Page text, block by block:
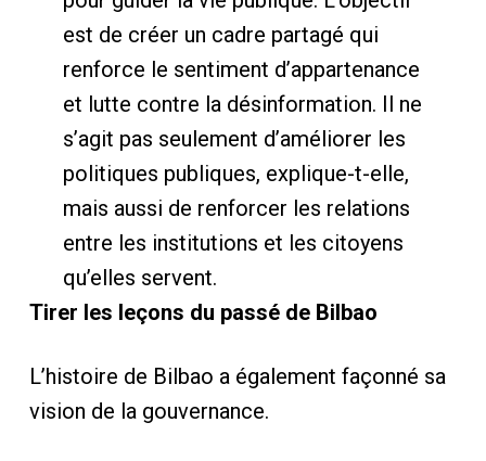
est de créer un cadre partagé qui
renforce le sentiment d’appartenance
et lutte contre la désinformation. Il ne
s’agit pas seulement d’améliorer les
politiques publiques, explique-t-elle,
mais aussi de renforcer les relations
entre les institutions et les citoyens
qu’elles servent.
Tirer les leçons du passé de Bilbao
L’histoire de Bilbao a également façonné sa
vision de la gouvernance.